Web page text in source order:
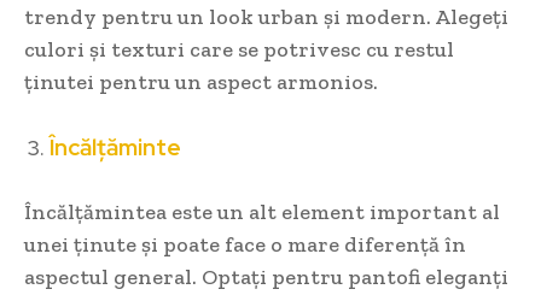
trendy pentru un look urban și modern. Alegeți
culori și texturi care se potrivesc cu restul
ținutei pentru un aspect armonios.
Încălțăminte
Încălțămintea este un alt element important al
unei ținute și poate face o mare diferență în
aspectul general. Optați pentru pantofi eleganți